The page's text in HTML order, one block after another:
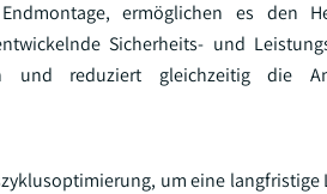
ermöglichen es den
Sicherheits- und
und reduziert gleichzeitig die
um eine